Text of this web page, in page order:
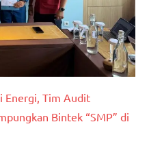
Energi, Tim Audit
Bintek “SMP” di